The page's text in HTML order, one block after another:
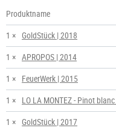
Produktname
1 × GoldStück | 2018
1 × APROPOS | 2014
1 ×
FeuerWerk | 2015
1 ×
LO LA MONTEZ - Pinot
1 × GoldStück | 2017